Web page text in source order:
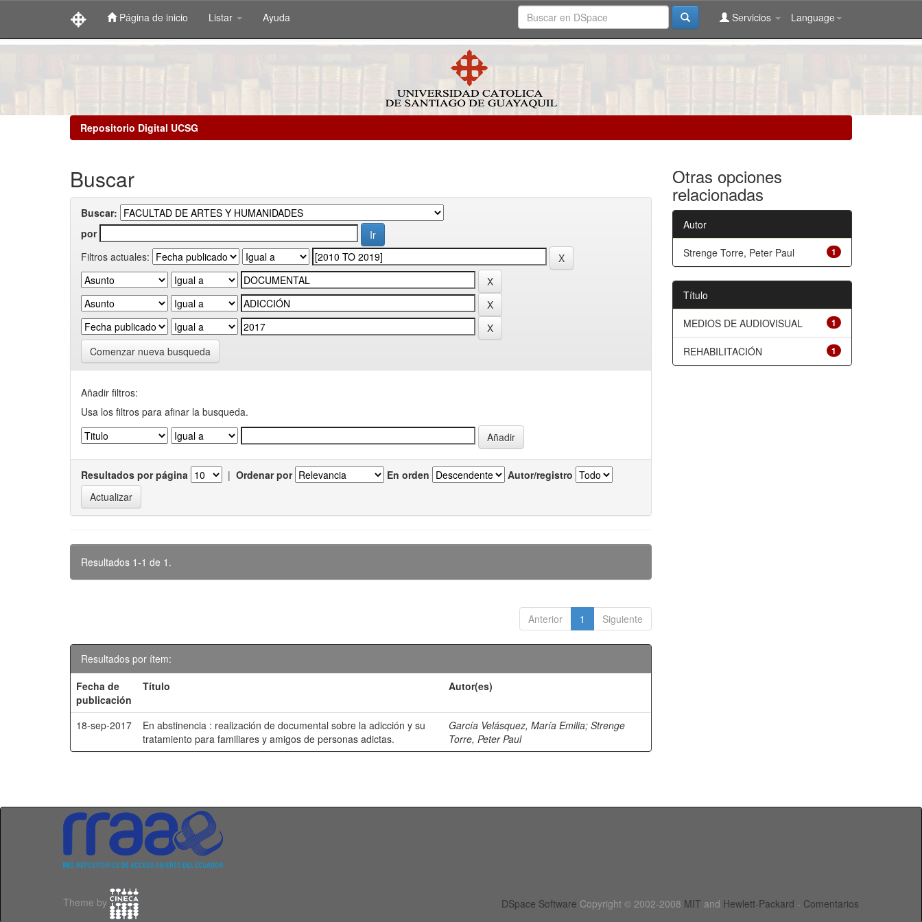
Página de inicio Listar Ayuda Language
Servicios
Repositorio Digital UCSG
Buscar
Buscar:
por
Filtros actuales:
Comenzar nueva busqueda
Añadir filtros:
Usa los filtros para afinar la busqueda.
Resultados por página | Ordenar por En orden Autor/registro
Resultados 1-1 de 1.
Anterior 1 Siguiente
Resultados por ítem:
Fecha de
publicación
Título Autor(es)
18-sep-2017
En abstinencia : realización de documental sobre la adicción y su
tratamiento para familiares y amigos de personas adictas.
García Velásquez, María Emilia;Strenge
Torre, Peter Paul
Otras opciones
relacionadas
Autor
1
Strenge Torre, Peter Paul
Título
1
MEDIOS DE AUDIOVISUAL
1
REHABILITACIÓN
Theme by DSpace Software Copyright © 2002-2008 MIT and Hewlett-Packard - Comentarios